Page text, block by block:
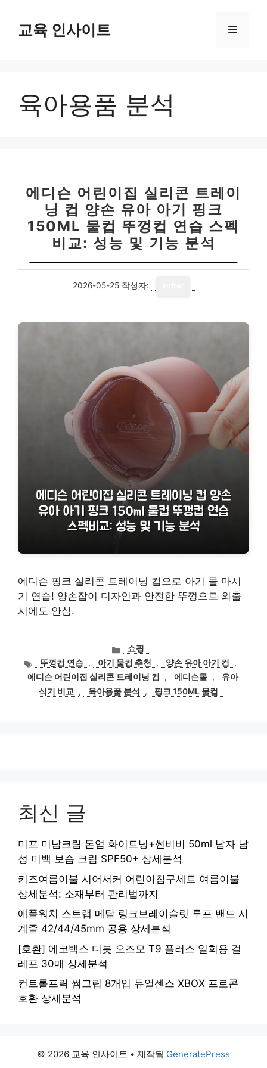
교육 인사이트 메
육아용품 분석
에디슨 어린이집 실리콘 트레이
닝 컵 양손 유아 아기 핑크
150ML 물컵 뚜껑컵 연습 스펙
비교: 성능 및 기능 분석
2026-05-25 작성자:
에디슨 핑크 실리콘 트레이닝 컵으로 아기 물 마시
기 연습! 양손잡이 디자인과 안전한 뚜껑으로 외출
시에도 안심.
카
테
고
리
쇼핑
태
그
뚜껑컵 연습 , 아기 물컵 추천 , 양손 유아 아기 컵
,
에디슨 어린이집 실리콘 트레이닝 컵
, 에디슨몰 ,
유아
식기 비교
, 육아용품 분석 , 핑크 150ML 물컵
최신 글
미프 미남크림 톤업 화이트닝+썬비비 50ml 남자 남
성 미백 보습 크림 SPF50+ 상세분석
키즈여름이불 시어서커 어린이침구세트 여름이불
상세분석: 소재부터 관리법까지
애플워치 스트랩 메탈 링크브레이슬릿 루프 밴드 시
계줄 42/44/45mm 공용 상세분석
[호환] 에코백스 디봇 오즈모 T9 플러스 일회용 걸
레포 30매 상세분석
컨트롤프릭 썸그립 8개입 듀얼센스 XBOX 프로콘
호환 상세분석
© 2026 교육 인사이트 • 제작됨 GeneratePress